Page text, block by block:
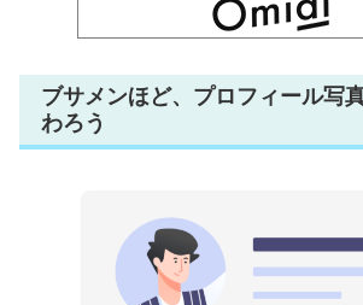
ブサメンほど、プロフィール写
わろう